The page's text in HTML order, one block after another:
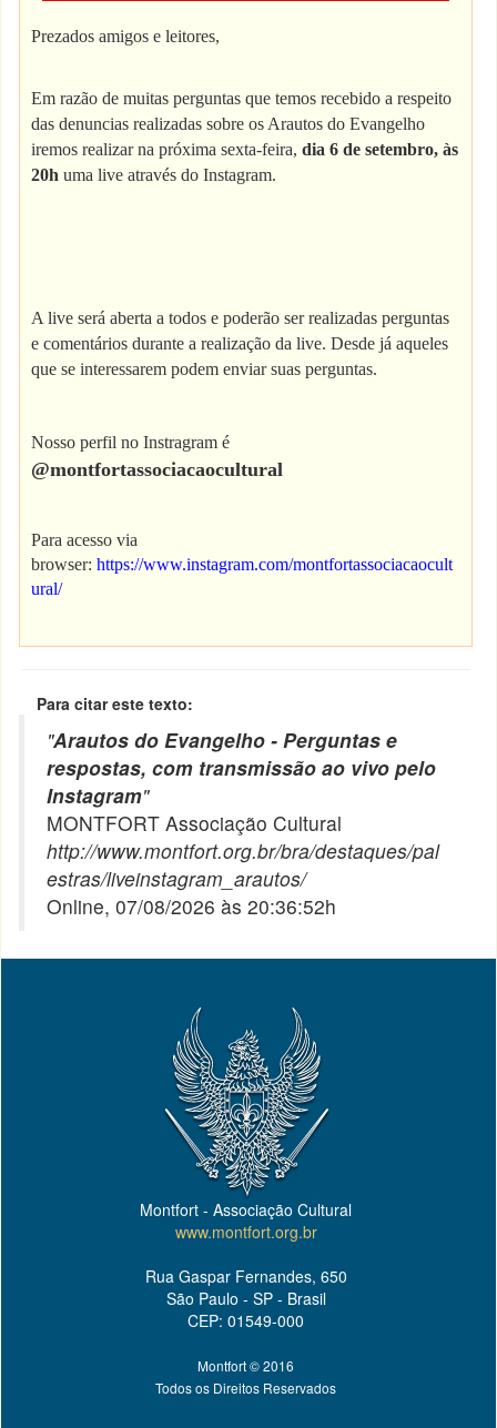
Prezados amigos e leitores,
Em razão de muitas perguntas que temos recebido a respeito
das denuncias realizadas sobre os Arautos do Evangelho
iremos realizar na próxima sexta-feira,dia 6 de setembro, às
20h uma live através do Instagram.
A live será aberta a todos e poderão ser realizadas perguntas
e comentários durante a realização da live. Desde já aqueles
que se interessarem podem enviar suas perguntas.
Nosso perfil no Instragram é
@montfortassociacaocultural
Para acesso via
browser:https://www.instagram.com/montfortassociacaocult
ural/
Para citar este texto:
"Arautos do Evangelho - Perguntas e
respostas, com transmissão ao vivo pelo
Instagram"
MONTFORT Associação Cultural
http://www.montfort.org.br/bra/destaques/pal
estras/liveinstagram_arautos/
Online, 07/08/2026 às 20:36:52h
Montfort - Associação Cultural
www.montfort.org.br
Rua Gaspar Fernandes, 650
São Paulo - SP - Brasil
CEP: 01549-000
Montfort © 2016
Todos os Direitos Reservados